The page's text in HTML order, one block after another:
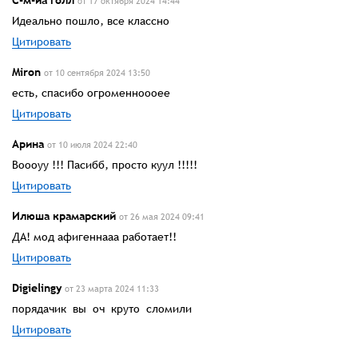
Идеально пошло, все классно
Цитировать
Miron от 10 сентября 2024 13:50
есть, спасибо огроменноооее
Цитировать
Арина от 10 июля 2024 22:40
Воооуу !!! Пасибб, просто куул !!!!!
Цитировать
Илюша крамарский от 26 мая 2024 09:41
ДА! мод афигеннааа работает!!
Цитировать
Digielingy от 23 марта 2024 11:33
порядачик вы оч круто сломили
Цитировать